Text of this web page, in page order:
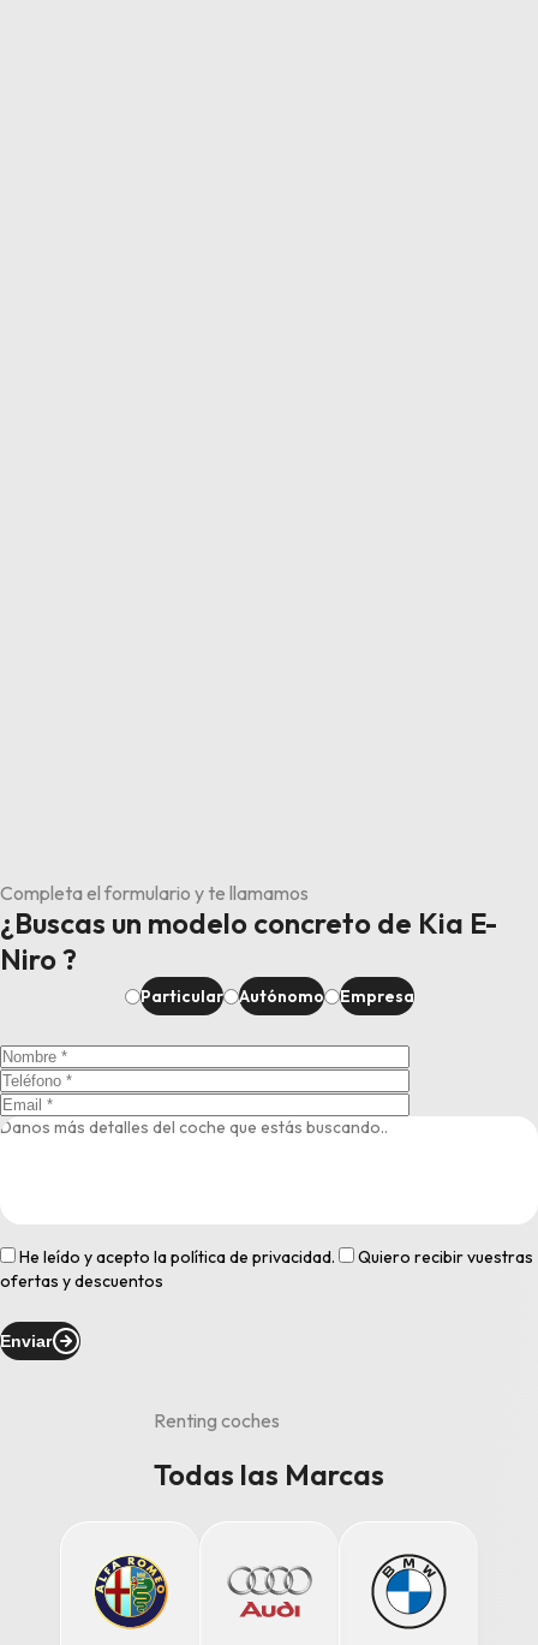
Completa el formulario y te llamamos
¿Buscas un modelo concreto de Kia E-
Niro ?
Particular Autónomo Empresa
He leído y acepto lapolítica de privacidad.
Quiero recibir vuestras
ofertas y descuentos
Enviar
Renting coches
Todas las Marcas